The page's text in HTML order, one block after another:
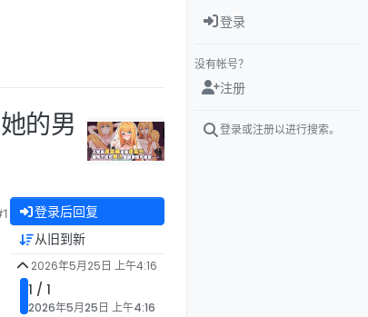
的男
登录后回复
从旧到新
2026年5月25日 上午4:16
1 / 1
2026年5月25日 上午4:16
登录
没有帐号？
注册
登录或注册以进行搜索。